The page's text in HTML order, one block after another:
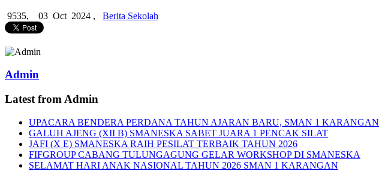
9535, 03 Oct 2024 , Berita Sekolah
Admin
Latest from Admin
UPACARA BENDERA PERDANA TAHUN AJARAN BARU, SMAN 1 KARANGAN
GALUH AJENG (XII B) SMANESKA SABET JUARA 1 PENCAK SILAT
JAFI (X E) SMANESKA RAIH PESILAT TERBAIK TAHUN 2026
FIFGROUP CABANG TULUNGAGUNG GELAR WORKSHOP DI SMANESKA
SELAMAT HARI ANAK NASIONAL TAHUN 2026 SMAN 1 KARANGAN